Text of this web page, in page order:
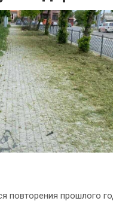
повторения прошлого